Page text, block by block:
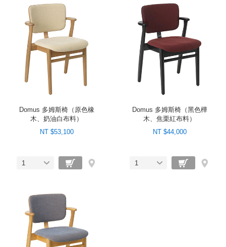
Domus 多姆斯椅（原色橡
木、奶油白布料）
NT $53,100
1
Domus 多姆斯椅（黑色樺
木、焦栗紅布料）
NT $44,000
1